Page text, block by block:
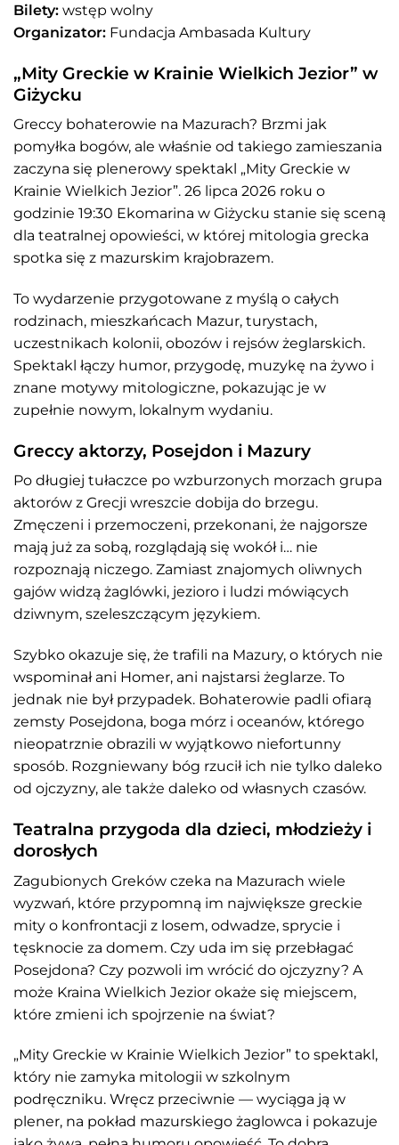
Bilety: wstęp wolny
Organizator: Fundacja Ambasada Kultury
„Mity Greckie w Krainie Wielkich Jezior” w
Giżycku
Greccy bohaterowie na Mazurach? Brzmi jak
pomyłka bogów, ale właśnie od takiego zamieszania
zaczyna się plenerowy spektakl „Mity Greckie w
Krainie Wielkich Jezior”. 26 lipca 2026 roku o
godzinie 19:30 Ekomarina w Giżycku stanie się sceną
dla teatralnej opowieści, w której mitologia grecka
spotka się z mazurskim krajobrazem.
To wydarzenie przygotowane z myślą o całych
rodzinach, mieszkańcach Mazur, turystach,
uczestnikach kolonii, obozów i rejsów żeglarskich.
Spektakl łączy humor, przygodę, muzykę na żywo i
znane motywy mitologiczne, pokazując je w
zupełnie nowym, lokalnym wydaniu.
Greccy aktorzy, Posejdon i Mazury
Po długiej tułaczce po wzburzonych morzach grupa
aktorów z Grecji wreszcie dobija do brzegu.
Zmęczeni i przemoczeni, przekonani, że najgorsze
mają już za sobą, rozglądają się wokół i… nie
rozpoznają niczego. Zamiast znajomych oliwnych
gajów widzą żaglówki, jezioro i ludzi mówiących
dziwnym, szeleszczącym językiem.
Szybko okazuje się, że trafili na Mazury, o których nie
wspominał ani Homer, ani najstarsi żeglarze. To
jednak nie był przypadek. Bohaterowie padli ofiarą
zemsty Posejdona, boga mórz i oceanów, którego
nieopatrznie obrazili w wyjątkowo niefortunny
sposób. Rozgniewany bóg rzucił ich nie tylko daleko
od ojczyzny, ale także daleko od własnych czasów.
Teatralna przygoda dla dzieci, młodzieży i
dorosłych
Zagubionych Greków czeka na Mazurach wiele
wyzwań, które przypomną im największe greckie
mity o konfrontacji z losem, odwadze, sprycie i
tęsknocie za domem. Czy uda im się przebłagać
Posejdona? Czy pozwoli im wrócić do ojczyzny? A
może Kraina Wielkich Jezior okaże się miejscem,
które zmieni ich spojrzenie na świat?
„Mity Greckie w Krainie Wielkich Jezior” to spektakl,
który nie zamyka mitologii w szkolnym
podręczniku. Wręcz przeciwnie — wyciąga ją w
plener, na pokład mazurskiego żaglowca i pokazuje